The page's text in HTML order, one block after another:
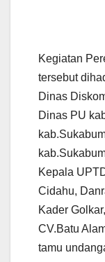
Kegiatan
tersebut
Dinas
Dinas PU
Kepala
Cidahu,
Kader
CV.Batu
tamu